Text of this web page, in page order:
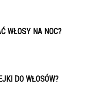
WŁOSY NA NOC?
DO WŁOSÓW?